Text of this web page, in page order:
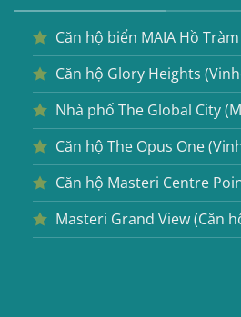
Căn hộ biển MAIA Hồ Tràm
Căn hộ Glory Heights
Nhà phố The Global City
Căn hộ The Opus One
Căn hộ Masteri Centre
Masteri Grand View (Căn